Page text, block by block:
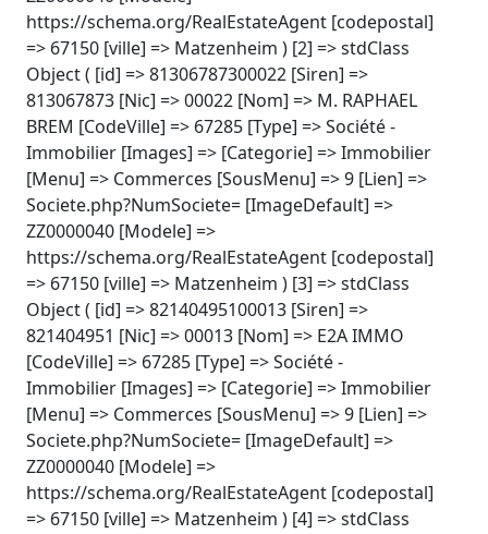
https://schema.org/RealEstateAgent [codepostal]
=> 67150 [ville] => Matzenheim ) [2] => stdClass
Object ( [id] => 81306787300022 [Siren] =>
813067873 [Nic] => 00022 [Nom] => M. RAPHAEL
BREM [CodeVille] => 67285 [Type] => Société -
Immobilier [Images] => [Categorie] => Immobilier
[Menu] => Commerces [SousMenu] => 9 [Lien] =>
Societe.php?NumSociete= [ImageDefault] =>
ZZ0000040 [Modele] =>
https://schema.org/RealEstateAgent [codepostal]
=> 67150 [ville] => Matzenheim ) [3] => stdClass
Object ( [id] => 82140495100013 [Siren] =>
821404951 [Nic] => 00013 [Nom] => E2A IMMO
[CodeVille] => 67285 [Type] => Société -
Immobilier [Images] => [Categorie] => Immobilier
[Menu] => Commerces [SousMenu] => 9 [Lien] =>
Societe.php?NumSociete= [ImageDefault] =>
ZZ0000040 [Modele] =>
https://schema.org/RealEstateAgent [codepostal]
=> 67150 [ville] => Matzenheim ) [4] => stdClass